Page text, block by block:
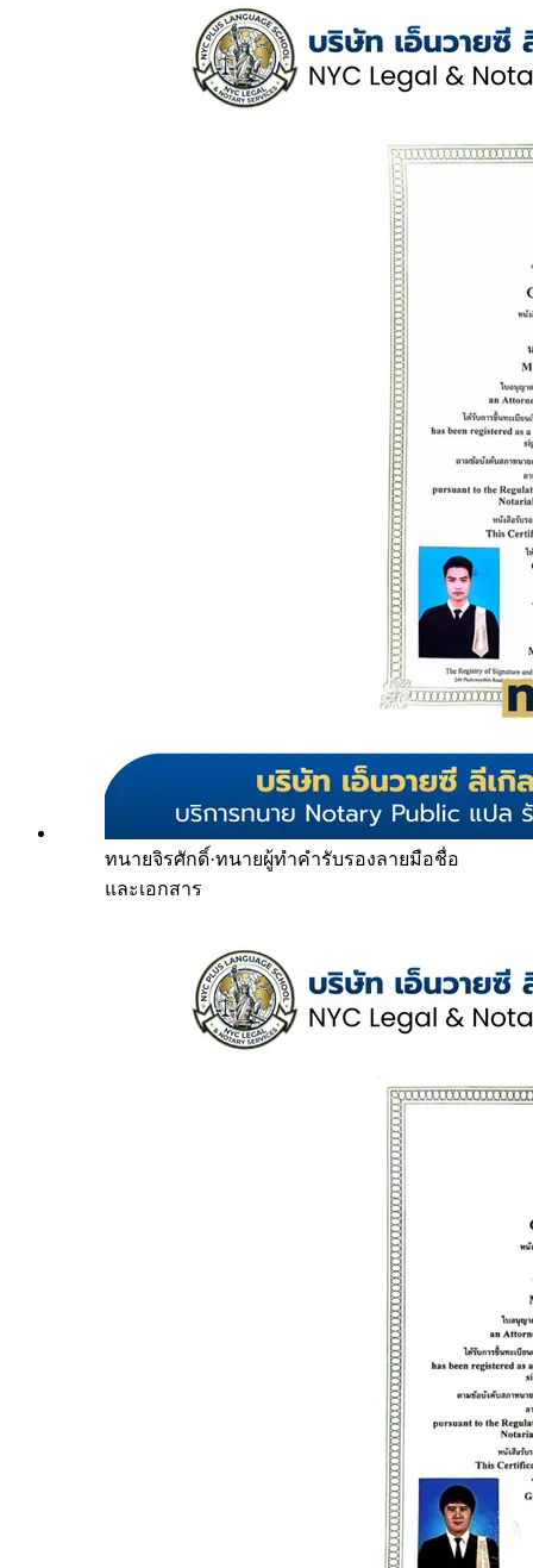
ทนายจิรศักดิ์·ทนายผู้ทำคำรับรองลายมือชื่อ
และเอกสาร